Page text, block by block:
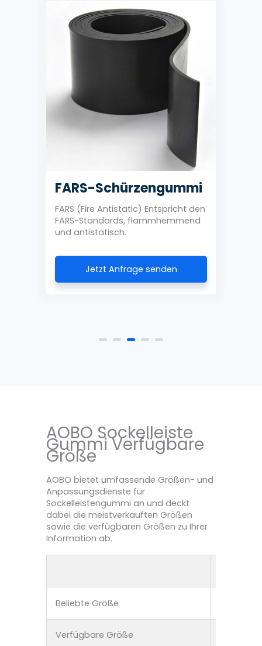
FARS-Schürzengummi
FARS (Fire Antistatic) Entspricht den
FARS-Standards, flammhemmend
und antistatisch.
Jetzt Anfrage senden
AOBO Sockelleiste
Gummi Verfügbare
Größe
AOBO bietet umfassende Größen- und
Anpassungsdienste für
Sockelleistengummi an und deckt
dabei die meistverkauften Größen
sowie die verfügbaren Größen zu Ihrer
Information ab.
Beliebte Größe
Verfügbare Größe